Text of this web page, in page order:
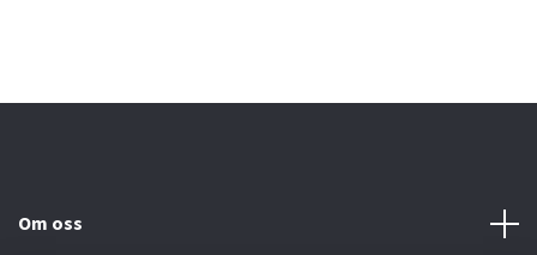
Om oss